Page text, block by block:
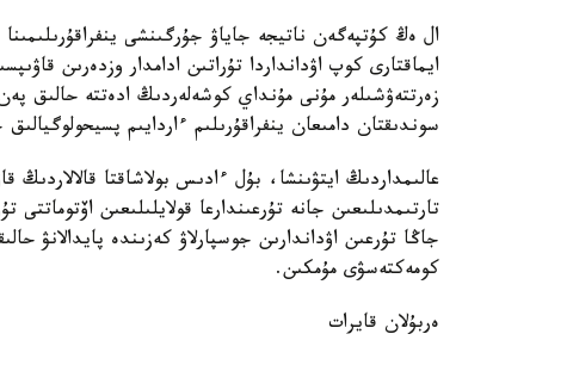
ال ەڭ كۇتپەگەن ناتيجە جاياۋ جۇرگىنشى
ايماقتارى كوپ اۋدانداردا تۇراتىن ادامدار وزدەرىن
زەرتتەۋشىلەر مۇنى مۇنداي كوشەلەردىڭ ادەتتە حالىق
سوندىقتان دامىعان ينفراقۇرىلىم ءاردايىم
عالىمداردىڭ ايتۋىنشا، بۇل ءادىس بولاشاقتا
تارتىمدىلىعىن جانە تۇرعىندارعا قولايلىلىعىن
جاڭا تۇرعىن اۋداندارىن جوسپارلاۋ كەزىندە پايدالانۋ
كومەكتەسۋى مۇمكىن.
ەربۇلان قايرات